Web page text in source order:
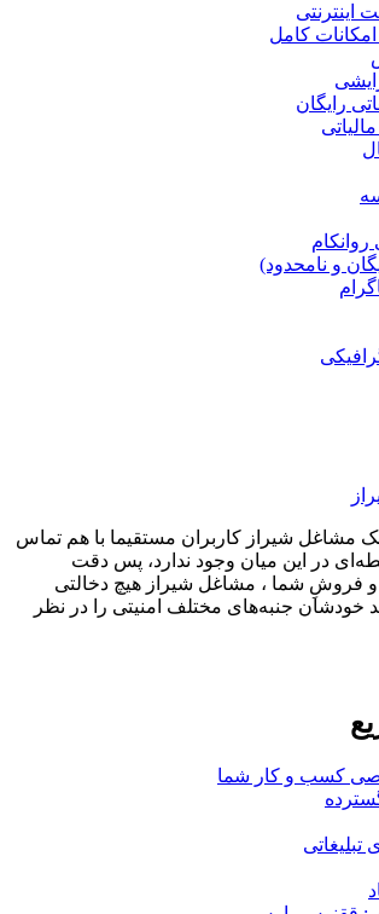
اینترنتی
امکانات کامل
رایگان
و نامحدود)
مشاغل شیراز کاربران مستقیما با هم تماس
در این میان وجود ندارد، پس دقت
و فروشِ شما ، مشاغل شیراز هیچ دخالتی
خودشان جنبه‌های مختلف امنیتی را در نظر
کسب و کار شما